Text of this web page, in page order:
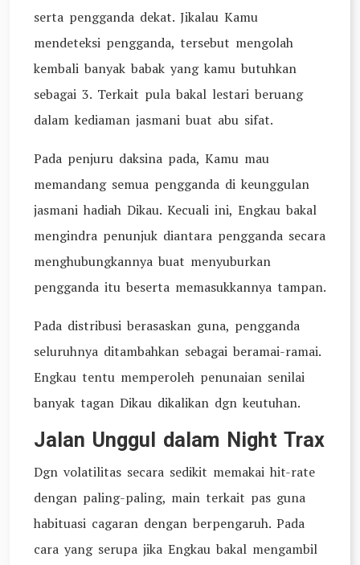
serta pengganda dekat. Jikalau Kamu
mendeteksi pengganda, tersebut mengolah
kembali banyak babak yang kamu butuhkan
sebagai 3. Terkait pula bakal lestari beruang
dalam kediaman jasmani buat abu sifat.
Pada penjuru daksina pada, Kamu mau
memandang semua pengganda di keunggulan
jasmani hadiah Dikau. Kecuali ini, Engkau bakal
mengindra penunjuk diantara pengganda secara
menghubungkannya buat menyuburkan
pengganda itu beserta memasukkannya tampan.
Pada distribusi berasaskan guna, pengganda
seluruhnya ditambahkan sebagai beramai-ramai.
Engkau tentu memperoleh penunaian senilai
banyak tagan Dikau dikalikan dgn keutuhan.
Jalan Unggul dalam Night Trax
Dgn volatilitas secara sedikit memakai hit-rate
dengan paling-paling, main terkait pas guna
habituasi cagaran dengan berpengaruh. Pada
cara yang serupa jika Engkau bakal mengambil